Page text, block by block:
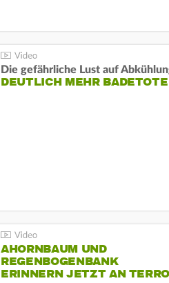
Die gefährliche Lust auf
DEUTLICH MEHR BADETOTE
AHORNBAUM UND
REGENBOGENBANK
ERINNERN JETZT AN